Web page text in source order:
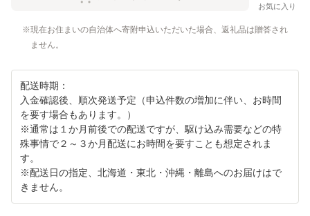
お気に入り
現在お住まいの自治体へ寄附申込いただいた場合、返礼品は贈答され
ません。
配送時期：
入金確認後、順次発送予定（申込件数の増加に伴い、お時間
を要す場合もあります。）
※通常は１か月前後での配送ですが、駆け込み需要などの特
殊事情で２～３か月配送にお時間を要すことも想定されま
す。
※配送日の指定、北海道・東北・沖縄・離島へのお届けはで
きません。